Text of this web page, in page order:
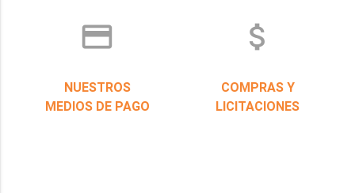
credit_card
NUESTROS
MEDIOS DE PAGO
attach_money
COMPRAS Y
LICITACIONES